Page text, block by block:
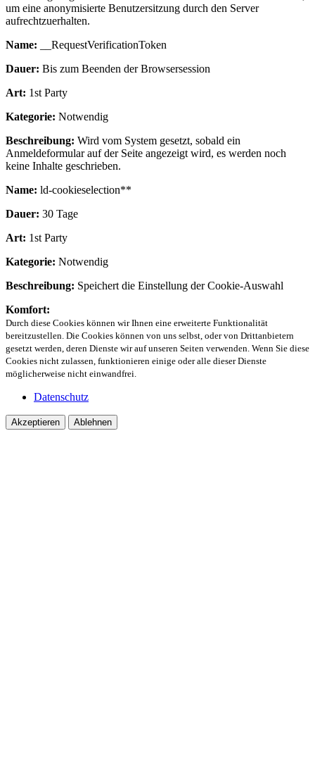
um eine anonymisierte Benutzersitzung durch den Server
aufrechtzuerhalten.
Name: __RequestVerificationToken
Dauer: Bis zum Beenden der Browsersession
Art: 1st Party
Kategorie: Notwendig
Beschreibung: Wird vom System gesetzt, sobald ein
Anmeldeformular auf der Seite angezeigt wird, es werden noch
keine Inhalte geschrieben.
Name: ld-cookieselection**
Dauer: 30 Tage
Art: 1st Party
Kategorie: Notwendig
Beschreibung: Speichert die Einstellung der Cookie-Auswahl
Komfort:
Durch diese Cookies können wir Ihnen eine erweiterte Funktionalität
bereitzustellen. Die Cookies können von uns selbst, oder von Drittanbietern
gesetzt werden, deren Dienste wir auf unseren Seiten verwenden. Wenn Sie diese
Cookies nicht zulassen, funktionieren einige oder alle dieser Dienste
möglicherweise nicht einwandfrei.
Datenschutz
Akzeptieren Ablehnen